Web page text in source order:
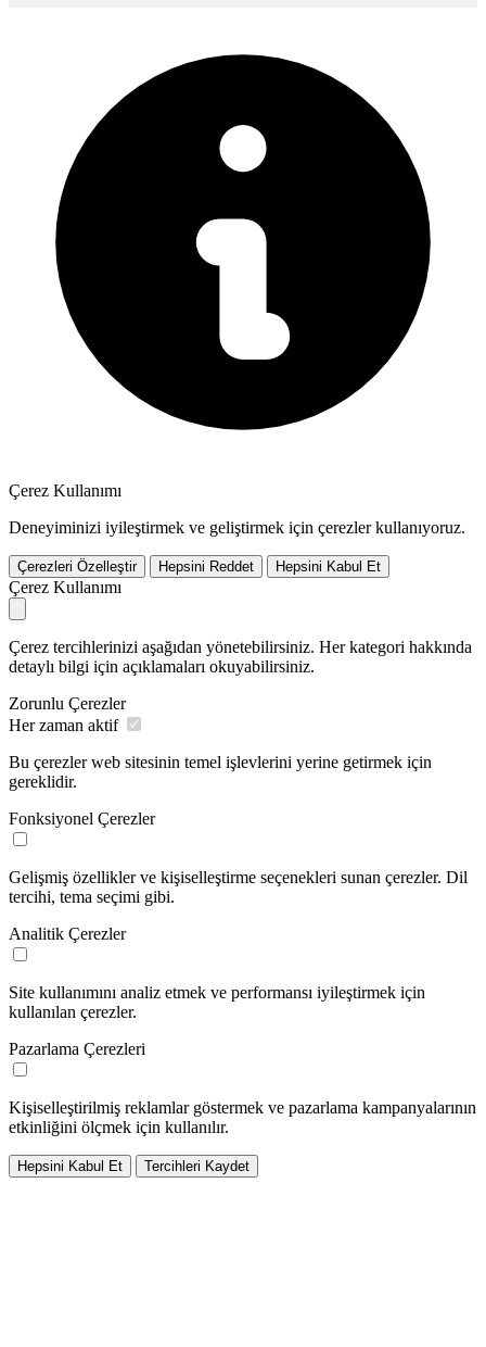
Çerez Kullanımı
Deneyiminizi iyileştirmek ve geliştirmek için çerezler kullanıyoruz.
Çerezleri Özelleştir Hepsini Reddet Hepsini Kabul Et
Çerez Kullanımı
Çerez tercihlerinizi aşağıdan yönetebilirsiniz. Her kategori hakkında
detaylı bilgi için açıklamaları okuyabilirsiniz.
Zorunlu Çerezler
Her zaman aktif
Bu çerezler web sitesinin temel işlevlerini yerine getirmek için
gereklidir.
Fonksiyonel Çerezler
Gelişmiş özellikler ve kişiselleştirme seçenekleri sunan çerezler. Dil
tercihi, tema seçimi gibi.
Analitik Çerezler
Site kullanımını analiz etmek ve performansı iyileştirmek için
kullanılan çerezler.
Pazarlama Çerezleri
Kişiselleştirilmiş reklamlar göstermek ve pazarlama kampanyalarının
etkinliğini ölçmek için kullanılır.
Hepsini Kabul Et Tercihleri Kaydet